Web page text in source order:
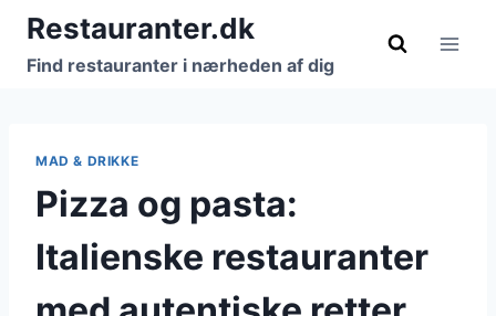
Fortsæt
indhold
Restauranter.dk
Find restauranter i nærheden af dig
MAD & DRIKKE
Pizza og pasta:
Italienske restauranter